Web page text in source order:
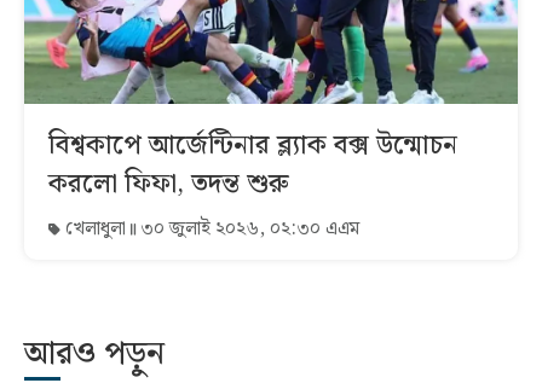
বিশ্বকাপে আর্জেন্টিনার ব্ল্যাক বক্স উন্মোচন
করলো ফিফা, তদন্ত শুরু
খেলাধুলা ৩০ জুলাই ২০২৬, ০২:৩০ এএম
আরও পড়ুন